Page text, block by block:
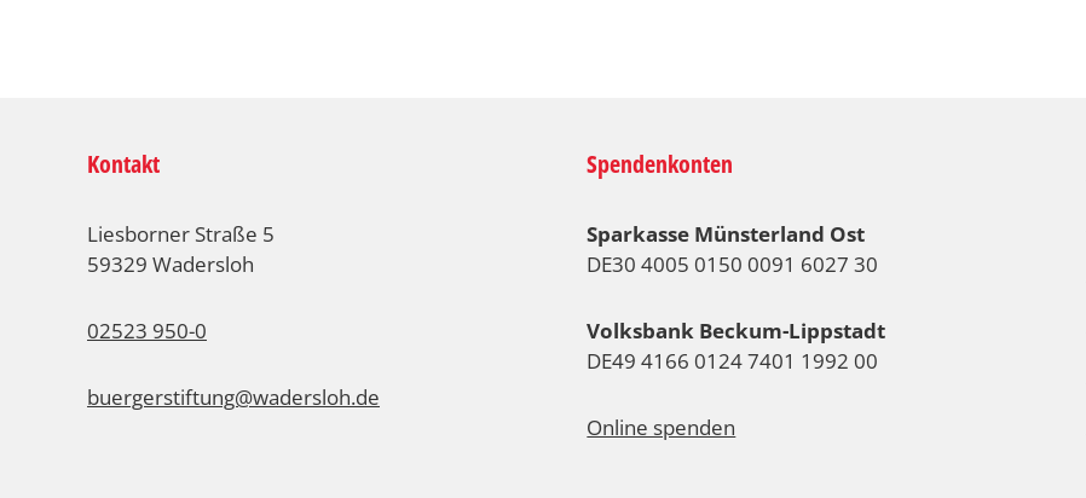
Kontakt
Liesborner Straße 5
59329 Wadersloh
02523 950-0
buergerstiftung@wadersloh.de
Spendenkonten
Sparkasse Münsterland Ost
DE30 4005 0150 0091 6027 30
Volksbank Beckum-Lippstadt
DE49 4166 0124 7401 1992 00
Online spenden